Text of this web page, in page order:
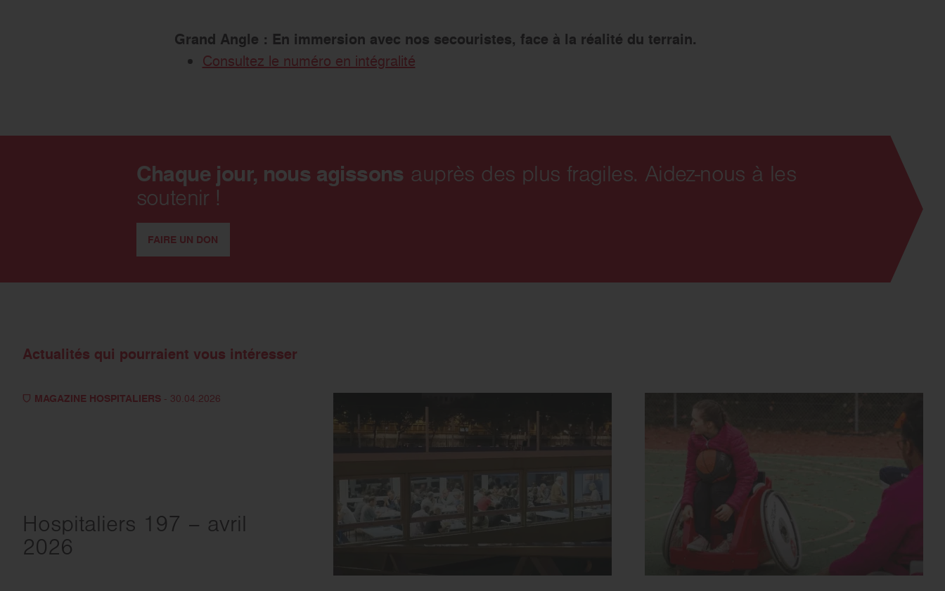
Grand Angle : En immersion avec nos secouristes, face à la réalité du terrain.
Consultez le numéro en intégralité
Chaque jour, nous agissons auprès des plus fragiles. Aidez-nous à les
soutenir !
FAIRE UN DON
Actualités qui pourraient vous intéresser
MAGAZINE HOSPITALIERS- 30.04.2026
Hospitaliers 197 – avril
2026